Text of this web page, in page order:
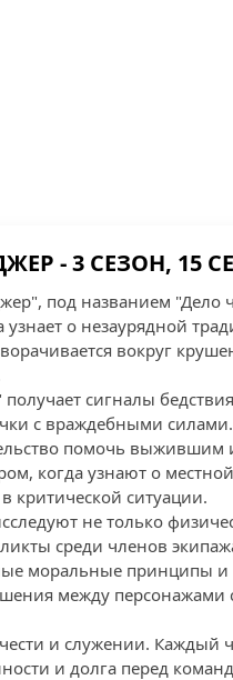
- 3 СЕЗОН, 15
под названием "Дело
узнает о незаурядной
вокруг
сигналы
с враждебными
помочь
когда узнают о местной
критической ситуации.
не только
среди членов
моральные принципы
между персонажами
и служении. Каждый
и долга перед